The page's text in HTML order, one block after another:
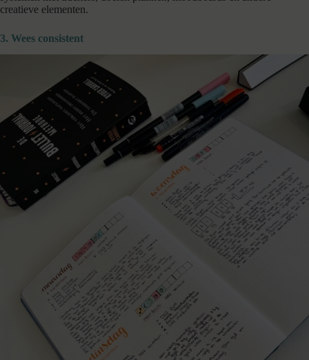
creatieve elementen.
3. Wees consistent